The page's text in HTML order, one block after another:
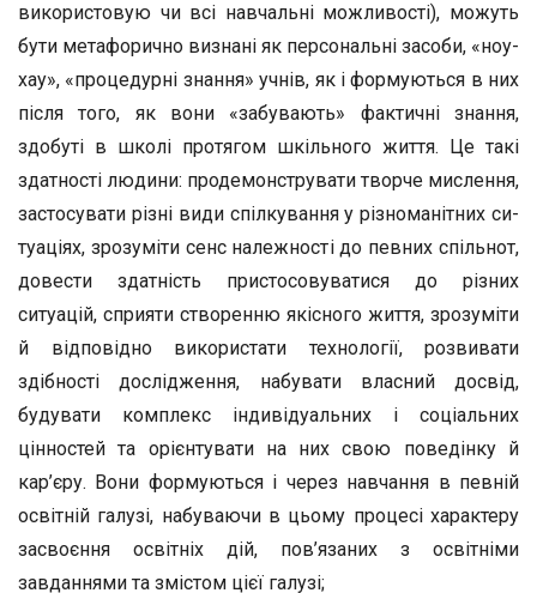
використовую чи всі навчальні можливості), можуть
бути метафорично визнані як персональні засоби, «ноу-
хау», «процедурні знання» учнів, як і фор­муються в них
після того, як вони «забувають» фактичні знання,
здобуті в школі протягом шкільного життя. Це та­кі
здатності людини: продемонструвати творче мислення,
застосувати різні види спілкування у різноманітних си­
туаціях, зрозуміти сенс належності до певних спільнот,
до­вести здатність пристосовуватися до різних
ситуацій, сприяти створенню якісного життя, зрозуміти
й відповідно ви­користати технології, розвивати
здібності дослідження, набувати власний досвід,
будувати комплекс індивіду­альних і соціальних
цінностей та орієнтувати на них свою поведінку й
кар’єру. Вони формуються і через навчання в певній
освітній галузі, набуваючи в цьому процесі характеру
засвоєння освітніх дій, пов’язаних з освітніми
завданнями та змістом цієї галузі;